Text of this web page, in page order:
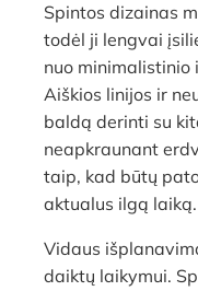
Spintos dizainas
todėl ji lengvai
nuo minimalistinio
Aiškios linijos ir
baldą derinti su
neapkraunant
taip, kad būtų
aktualus ilgą laiką.
Vidaus
daiktų laikymui.